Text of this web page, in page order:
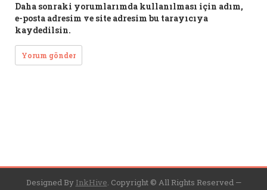
Daha sonraki yorumlarımda kullanılması için adım,
e-posta adresim ve site adresim bu tarayıcıya
kaydedilsin.
Designed By InkHive. Copyright © All Rights Reserved —